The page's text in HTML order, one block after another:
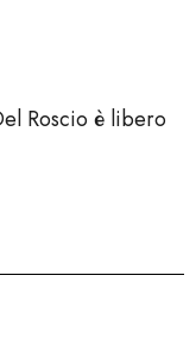
Roscio è libero